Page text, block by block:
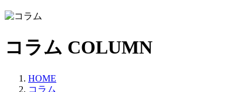
コラム COLUMN
HOME
コラム